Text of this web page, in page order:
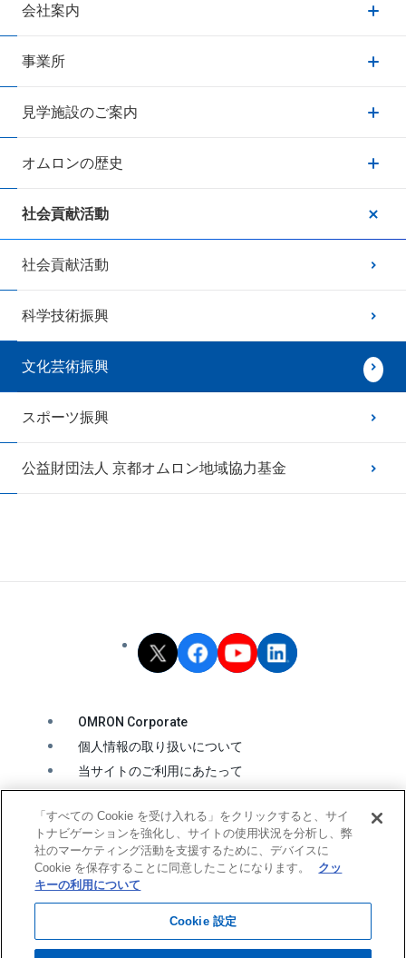
会社案内
事業所
見学施設のご案内
オムロンの歴史
社会貢献活動
社会貢献活動
科学技術振興
文化芸術振興
スポーツ振興
公益財団法人 京都オムロン地域協力基金
OMRON Corporate
個人情報の取り扱いについて
当サイトのご利用にあたって
クッキーの利用について
ソーシャルメディア公式アカウント運用ポリシー
ウェブアクセシビリティ方針
© OMRON Corporation All Rights Reserved.
「すべての Cookie を受け入れる」をクリックすると、サイ
トナビゲーションを強化し、サイトの使用状況を分析し、弊
社のマーケティング活動を支援するために、デバイスに
Cookie を保存することに同意したことになります。
クッ
キーの利用について
Cookie 設定